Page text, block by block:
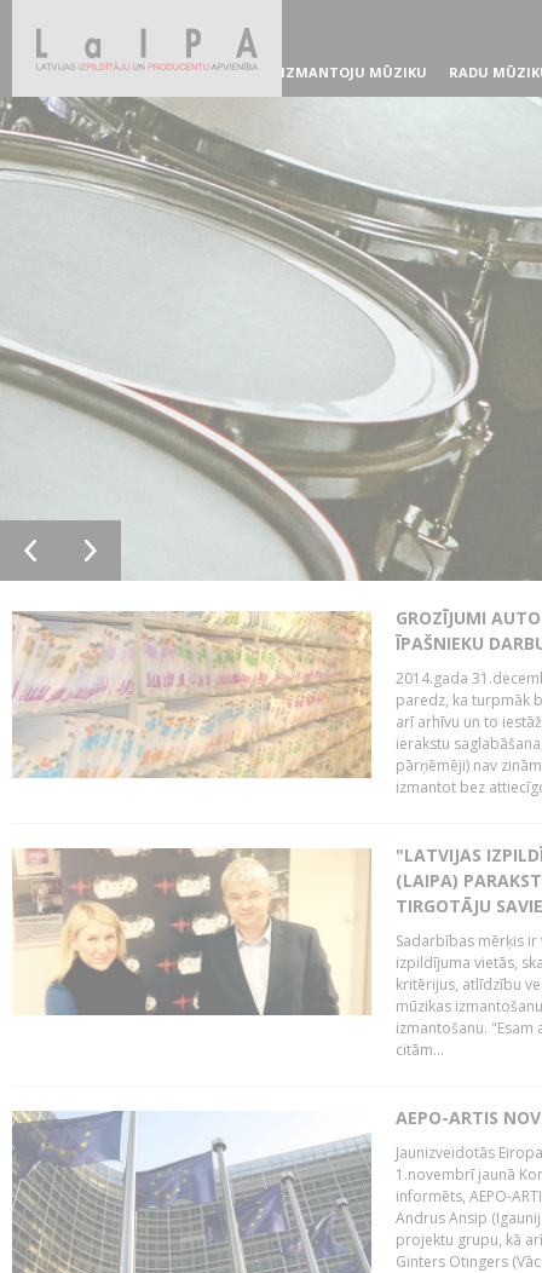
IZMANTOJU MŪZIKU RADU
GROZĪJUMI
ĪPAŠNIEKU
2014.gada
paredz, ka turpmāk
arī arhīvu un to
ierakstu
pārņēmēji) nav
izmantot bez
"LATVIJAS
(LAIPA)
TIRGOTĀJU
Sadarbības mērķis
izpildījuma vietās,
kritērijus, atlīdzību
mūzikas
izmantošanu.
citām...
AEPO-ARTIS
Jaunizveidotās
1.novembrī jaunā
informēts, AEPO-
Andrus Ansip
projektu grupu, kā
Ginters Otingers